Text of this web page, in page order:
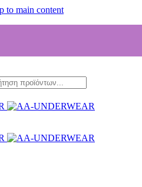
to main content